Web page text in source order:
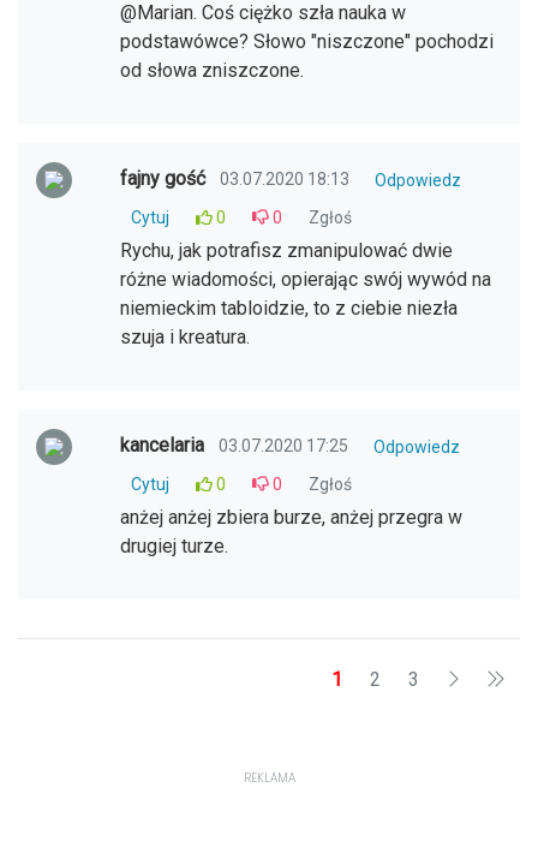
@Marian. Coś ciężko szła nauka w
podstawówce? Słowo "niszczone" pochodzi
od słowa zniszczone.
fajny gość 03.07.2020 18:13
Odpowiedz
Cytuj
0 0 Zgłoś
Rychu, jak potrafisz zmanipulować dwie
różne wiadomości, opierając swój wywód na
niemieckim tabloidzie, to z ciebie niezła
szuja i kreatura.
kancelaria 03.07.2020 17:25
Odpowiedz
Cytuj
0 0 Zgłoś
anżej anżej zbiera burze, anżej przegra w
drugiej turze.
1 2 3
REKLAMA